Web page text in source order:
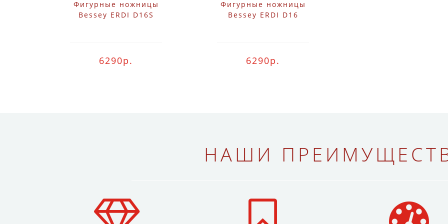
Фигурные ножницы
Bessey ERDI D16S
6290р.
Фигурные ножницы
Bessey ERDI D16
6290р.
НАШИ